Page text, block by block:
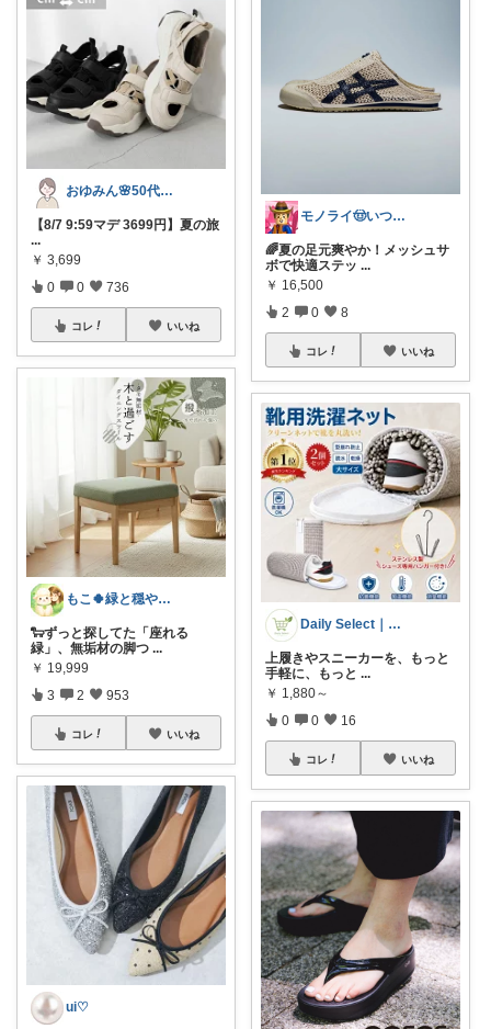
おゆみん🌸50代からの快適暮らし
【8/7 9:59マデ 3699円】夏の旅
...
￥ 3,699
0 0 736
コレ いいね
もこ🍀緑と穏やかなくらし🐑🍀
🐑ずっと探してた「座れる
緑」、無垢材の脚つ ...
￥ 19,999
3 2 953
コレ いいね
ui♡
モノライ🤠いつもありがとうです！
🌈夏の足元爽やか！メッシュサ
ボで快適ステッ ...
￥ 16,500
2 0 8
コレ いいね
Daily Select｜日用品・食品
上履きやスニーカーを、もっと
手軽に、もっと ...
￥ 1,880～
0 0 16
コレ いいね